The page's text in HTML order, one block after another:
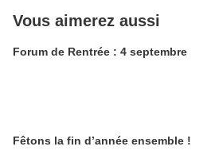
Vous aimerez aussi
Forum de Rentrée : 4 septembre
Fêtons la fin d’année ensemble !